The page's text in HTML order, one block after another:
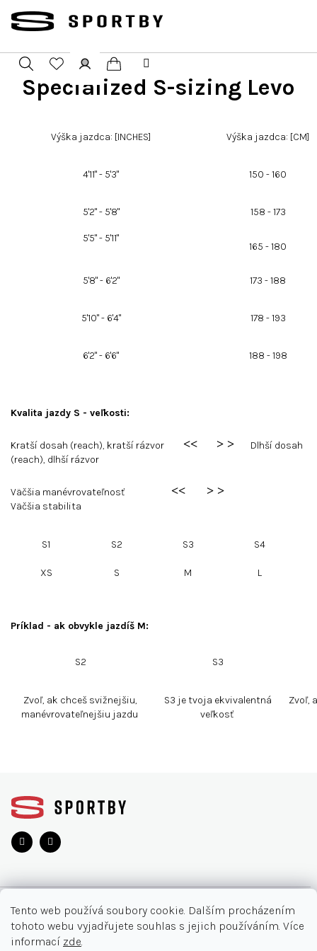
Tento web používá soubory cookie. Dalším procházením
tohoto webu vyjadřujete souhlas s jejich používáním. Více
informací zde.
obsah
Hledat PřihlášeníNákupní
Specialized S-sizing Levo
Výška jazdca: [INCHES] Výška jazdca: [CM]
4'11" - 5'3" 150 - 160
5'2" - 5'8" 158 - 173
5'5" - 5'11"
165 - 180
5'8" - 6'2" 173 - 188
5'10" - 6'4" 178 - 193
6'2" - 6'6" 188 - 198
Kvalita jazdy S - veľkosti:
Kratší dosah (reach), kratší rázvor << > >
Dlhší dosah
(reach), dlhší rázvor
Väčšia manévrovateľnosť << > >
Väčšia stabilita
S1 S2 S3 S4
XS S M L
Príklad - ak obvykle jazdíš M:
S2 S3
Zvoľ, ak chceš svižnejšiu,
manévrovateľnejšiu jazdu
S3 je tvoja ekvivalentná
veľkosť
Zvoľ,
O NÁKUPU
Akce
INFORMACE